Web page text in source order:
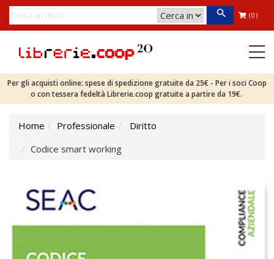
(0)
Per gli acquisti online: spese di spedizione gratuite da 25€ - Per i soci Coop
o con tessera fedeltà Librerie.coop gratuite a partire da 19€.
Home Professionale
Diritto
Codice smart working